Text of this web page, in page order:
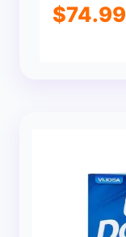
$74.99